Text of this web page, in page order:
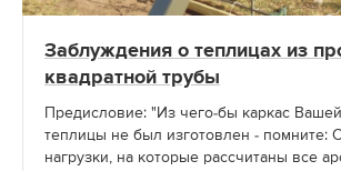
Заблуждения о теплицах из
квадратной трубы
Предисловие: "Из чего-бы каркас
теплицы не был изготовлен - помните:
нагрузки, на которые рассчитаны все